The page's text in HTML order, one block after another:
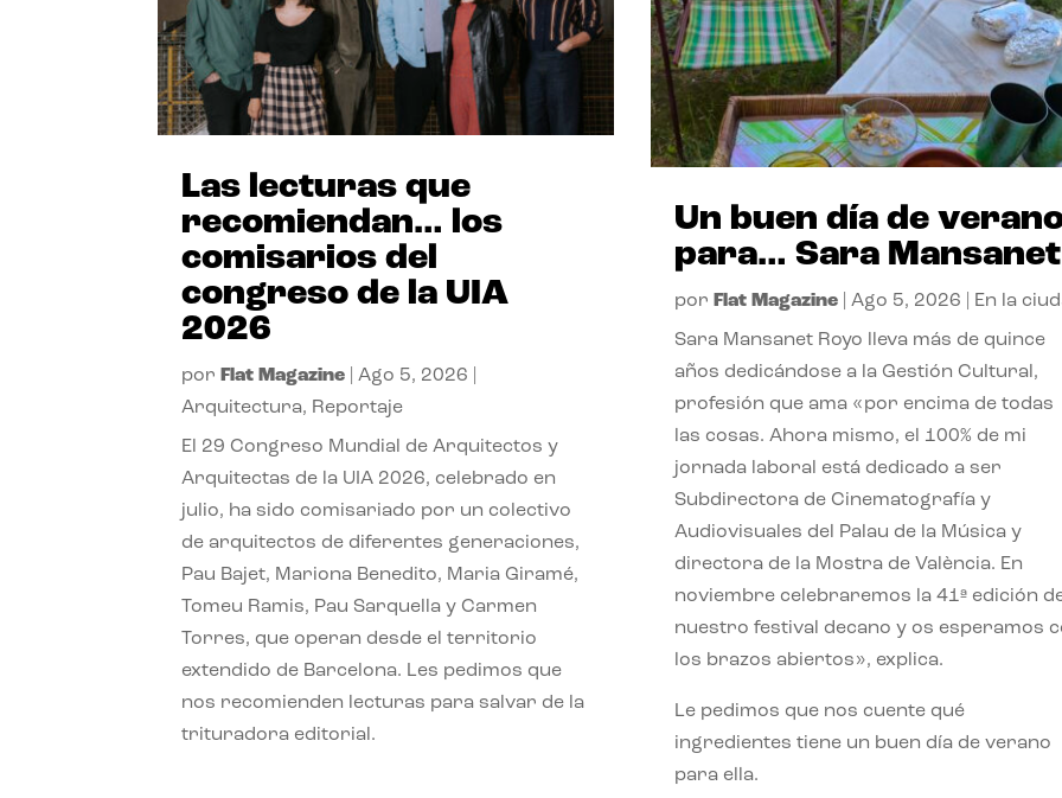
Las lecturas que
recomiendan… los
comisarios del
congreso de la UIA
2026
por Flat Magazine |Ago 5, 2026
Arquitectura, Reportaje
El 29 Congreso Mundial de Arquitectos y
Arquitectas de la UIA 2026, celebrado en
julio, ha sido comisariado por un colectivo
de arquitectos de diferentes generaciones,
Pau Bajet, Mariona Benedito, Maria Giramé,
Tomeu Ramis, Pau Sarquella y Carmen
Torres, que operan desde el territorio
extendido de Barcelona. Les pedimos que
nos recomienden lecturas para salvar de la
trituradora editorial.
Un buen día de
para… Sara Mansanet
por Flat Magazine| Ago 5, 2026 En la
Sara Mansanet Royo lleva más de quince
años dedicándose a la Gestión Cultural,
profesión que ama «por encima de todas
las cosas. Ahora mismo, el 100% de mi
jornada laboral está dedicado a ser
Subdirectora de Cinematografía y
Audiovisuales del Palau de la Música y
directora de la Mostra de València. En
noviembre celebraremos la 41ª edición
nuestro festival decano y os esperamos
los brazos abiertos», explica.
Le pedimos que nos cuente qué
ingredientes tiene un buen día de verano
para ella.